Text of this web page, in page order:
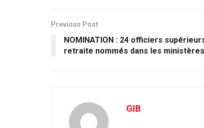
Previous Post
NOMINATION : 24 officiers
retraite nommés dans les ministères
GIB